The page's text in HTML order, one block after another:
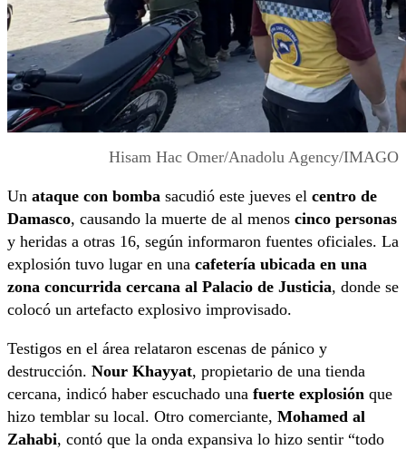
Hisam Hac Omer/Anadolu Agency/IMAGO
Un ataque con bomba sacudió este jueves el centro de
Damasco, causando la muerte de al menos cinco personas
y heridas a otras 16, según informaron fuentes oficiales. La
explosión tuvo lugar en una cafetería ubicada en una
zona concurrida cercana al Palacio de Justicia, donde se
colocó un artefacto explosivo improvisado.
Testigos en el área relataron escenas de pánico y
destrucción. Nour Khayyat, propietario de una tienda
cercana, indicó haber escuchado una fuerte explosión que
hizo temblar su local. Otro comerciante, Mohamed al
Zahabi, contó que la onda expansiva lo hizo sentir “todo